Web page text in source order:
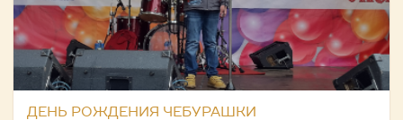
ДЕНЬ РОЖДЕНИЯ ЧЕБУРАШКИ